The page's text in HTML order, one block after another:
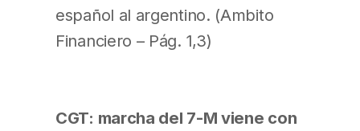
español al argentino. (Ambito
Financiero – Pág. 1,3)
CGT: marcha del 7-M viene con